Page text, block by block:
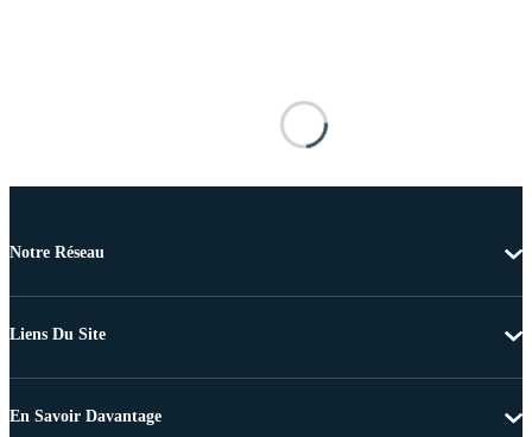
Notre Réseau
Liens Du Site
En Savoir Davantage